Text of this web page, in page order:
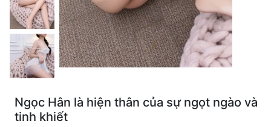
Ngọc Hân là hiện thân của sự ngọt ngào và
tinh khiết